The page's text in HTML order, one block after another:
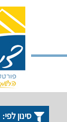
סינון לפי: